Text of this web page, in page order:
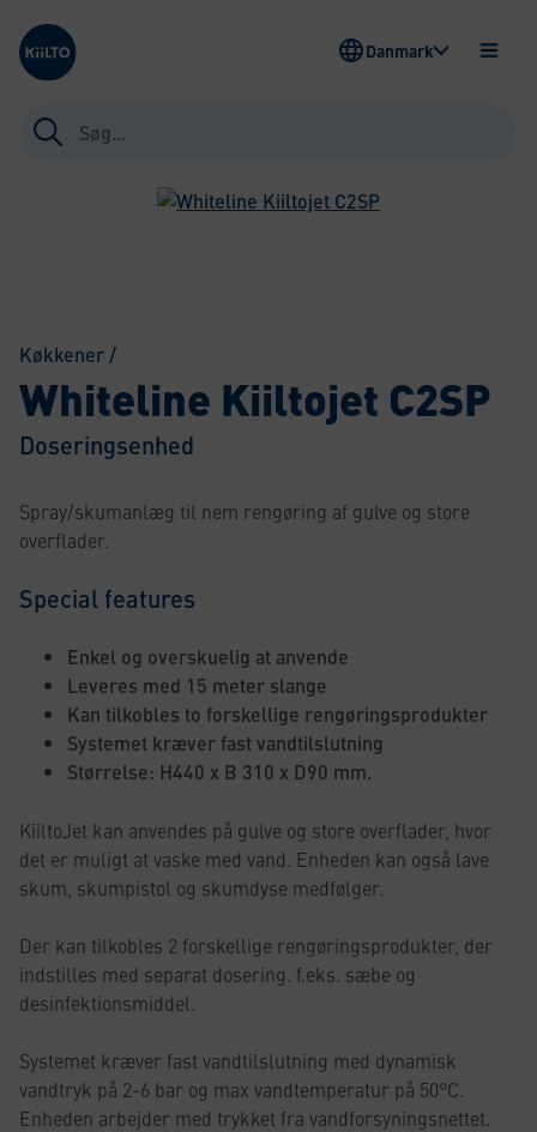
Kiilto Denmark
Søg
efter:
ÅBEN
Danmark
Køkkener/
Whiteline Kiiltojet C2SP
Doseringsenhed
Spray/skumanlæg til nem rengøring af gulve og store
overflader.
Special features
Enkel og overskuelig at anvende
Leveres med 15 meter slange
Kan tilkobles to forskellige rengøringsprodukter
Systemet kræver fast vandtilslutning
Størrelse: H440 x B 310 x D90 mm.
KiiltoJet kan anvendes på gulve og store overflader, hvor
det er muligt at vaske med vand. Enheden kan også lave
skum, skumpistol og skumdyse medfølger.
Der kan tilkobles 2 forskellige rengøringsprodukter, der
indstilles med separat dosering. f.eks. sæbe og
desinfektionsmiddel.
Systemet kræver fast vandtilslutning med dynamisk
vandtryk på 2-6 bar og max vandtemperatur på 50°C.
Enheden arbejder med trykket fra vandforsyningsnettet.